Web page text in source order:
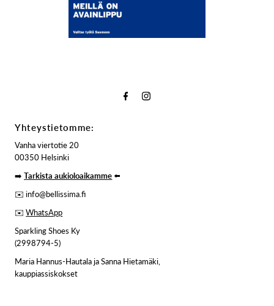
Yhteystietomme:
Vanha viertotie 20
00350 Helsinki
➡️Tarkista aukioloaikamme⬅️
✉️ info@bellissima.fi
✉️WhatsApp
Sparkling Shoes Ky
(2998794-5)
Maria Hannus-Hautala ja Sanna Hietamäki,
kauppiassiskokset